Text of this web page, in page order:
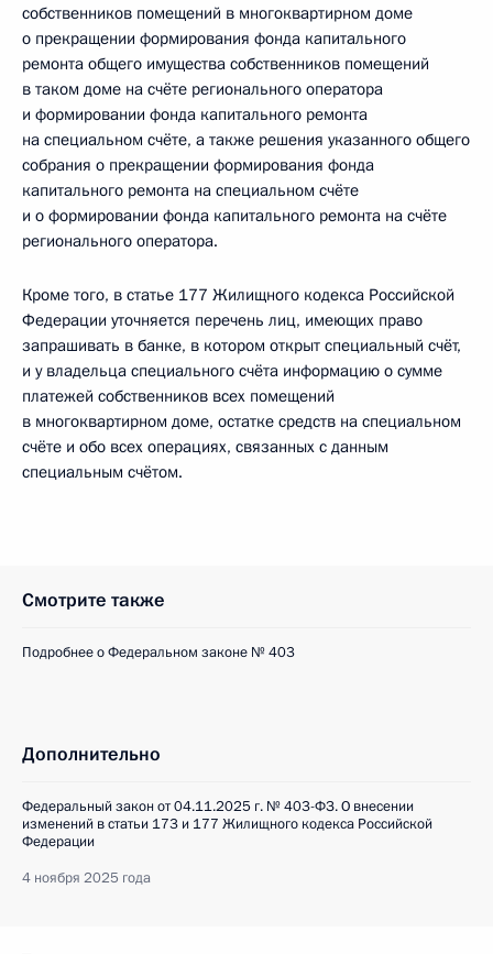
собственников помещений в многоквартирном доме
о прекращении формирования фонда капитального
ремонта общего имущества собственников помещений
в таком доме на счёте регионального оператора
и формировании фонда капитального ремонта
на специальном счёте, а также решения указанного общего
собрания о прекращении формирования фонда
капитального ремонта на специальном счёте
и о формировании фонда капитального ремонта на счёте
регионального оператора.
Кроме того, в статье 177 Жилищного кодекса Российской
Федерации уточняется перечень лиц, имеющих право
запрашивать в банке, в котором открыт специальный счёт,
и у владельца специального счёта информацию о сумме
платежей собственников всех помещений
в многоквартирном доме, остатке средств на специальном
счёте и обо всех операциях, связанных с данным
специальным счётом.
Смотрите также
Подробнее о Федеральном законе № 403
Дополнительно
Федеральный закон от 04.11.2025 г. № 403-ФЗ. О внесении
изменений в статьи 173 и 177 Жилищного кодекса Российской
Федерации
4 ноября 2025 года